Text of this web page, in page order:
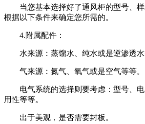
当您基本选择好了通风柜的型号、样
根据以下条件来确定您所需的。
4.附属配件：
水来源：蒸馏水、纯水或是逆渗透水
气来源：氮气、氧气或是空气等等。
电气系统的选择则要考虑：型号、电
用性等等。
出于美观，是否需要封板。